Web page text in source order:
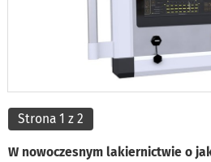
Strona 1 z 2
W nowoczesnym lakiernictwie o